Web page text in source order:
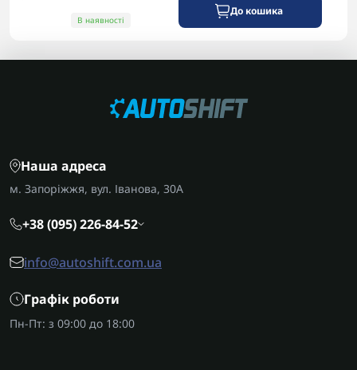
На що звернути увагу
виконуємо капітальний ремонт цих коробок
передач з гарантією на виконані роботи.
В наявності
До кошика
Наша адреса
м. Запоріжжя, вул. Іванова, 30А
+38 (095) 226-84-52
info@autoshift.com.ua
Графік роботи
Пн-Пт: з 09:00 до 18:00